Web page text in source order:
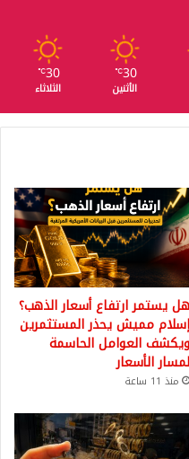
30
℃
الأثنين
30
℃
الثلاثاء
هل يستمر ارتفاع أسعار الذهب؟
إسلام مميش يحذر المستثمرين
ويكشف العوامل الحاسمة
لمسار الأسعار
منذ 11 ساعة